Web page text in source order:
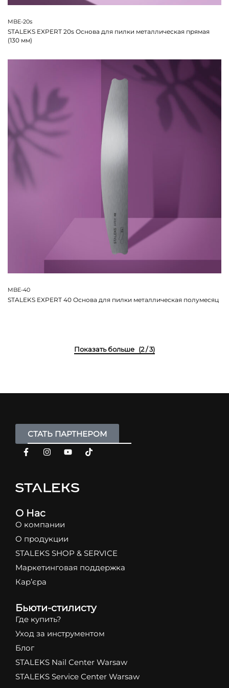
MBE-20s
STALEKS EXPERT 20s Основа для пилки металлическая прямая
(130 мм)
MBE-40
STALEKS EXPERT 40 Основа для пилки металлическая полумесяц
(2 / 3)
СТАТЬ ПАРТНЕРОМ
О Нас
О компании
О продукции
STALEKS SHOP & SERVICE
Маркетинговая поддержка
Кар’єра
Бьюти-стилисту
Где купить?
Уход за инструментом
Блог
STALEKS Nail Center Warsaw
STALEKS Service Center Warsaw